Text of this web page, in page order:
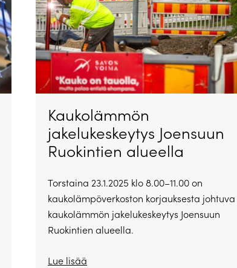
Kaukolämmön
jakelukeskeytys Joensuun
Ruokintien alueella
Torstaina 23.1.2025 klo 8.00–11.00 on
kaukolämpöverkoston korjauksesta johtuva
kaukolämmön jakelukeskeytys Joensuun
Ruokintien alueella.
Lue lisää